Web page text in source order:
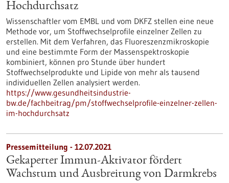
Hochdurchsatz
Wissenschaftler vom EMBL und vom DKFZ stellen eine neue
Methode vor, um Stoffwechselprofile einzelner Zellen zu
erstellen. Mit dem Verfahren, das Fluoreszenzmikroskopie
und eine bestimmte Form der Massenspektroskopie
kombiniert, können pro Stunde über hundert
Stoffwechselprodukte und Lipide von mehr als tausend
individuellen Zellen analysiert werden.
https://www.gesundheitsindustrie-
bw.de/fachbeitrag/pm/stoffwechselprofile-einzelner-zellen-
im-hochdurchsatz
Pressemitteilung - 12.07.2021
Gekaperter Immun-Aktivator fördert
Wachstum und Ausbreitung von Darmkrebs